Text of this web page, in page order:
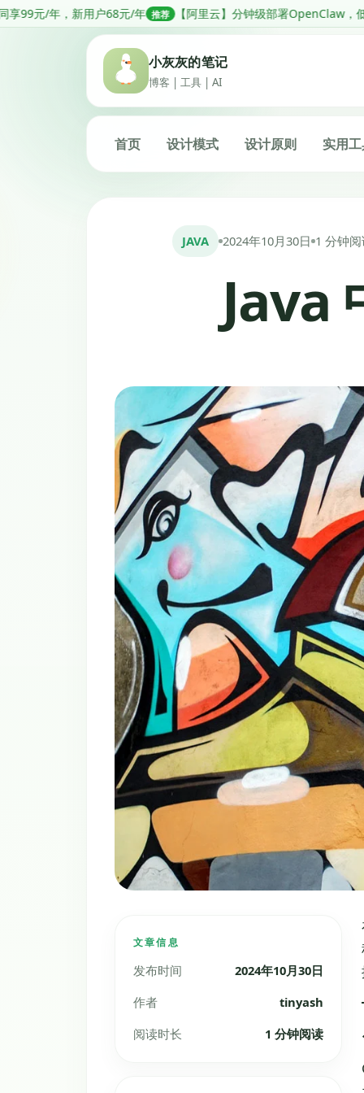
跳
转
元/年 推荐 【阿里云】分钟级部署OpenClaw，低至68元1年 推荐 【阿
小灰灰的笔记
博客 | 工具 | AI
首页 设计模式 设计原则 实用
JAVA 2024年10月30日 1 分钟
Java
文章信息
发布时间
2024年10月30日
作者
tinyash
阅读时长
1 分钟阅读